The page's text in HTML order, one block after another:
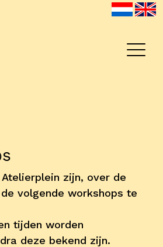
zijn, over de
volgende workshops te
tijden worden
deze bekend zijn.